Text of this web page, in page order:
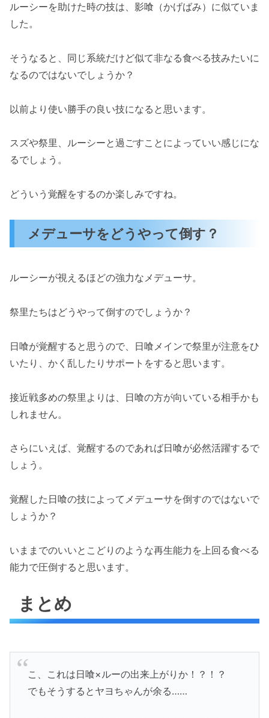
ルーシーを助けた時の技は、影喰（かげばみ）に似ていま
した。
そうなると、同じ系統だけど似て非なる食べる技みたいに
なるのではないでしょうか？
以前より使い勝手の良い技になると思います。
スズや祭里、ルーシーと過ごすことによっていい感じにな
るでしょう。
どういう覚醒をするのか楽しみですね。
メデューサをどうやって倒す？
ルーシーが視えるほどの強力なメデューサ。
祭里たちはどうやって倒すのでしょうか？
日喰が覚醒すると思うので、日喰メインで祭里が注意をひ
いたり、かく乱したりサポートをすると思います。
接近戦多めの祭里よりは、日喰の方が向いている相手かも
しれません。
さらにいえば、覚醒するのであれば日喰が必然活躍するで
しょう。
覚醒した日喰の技によってメデューサを倒すのではないで
しょうか？
いままでのいいとこどりのような再生能力を上回る食べる
能力で圧倒すると思います。
まとめ
こ、これは日喰×ルーの出来上がりか！？！？
でもそうするとヤヨちゃんが余る……